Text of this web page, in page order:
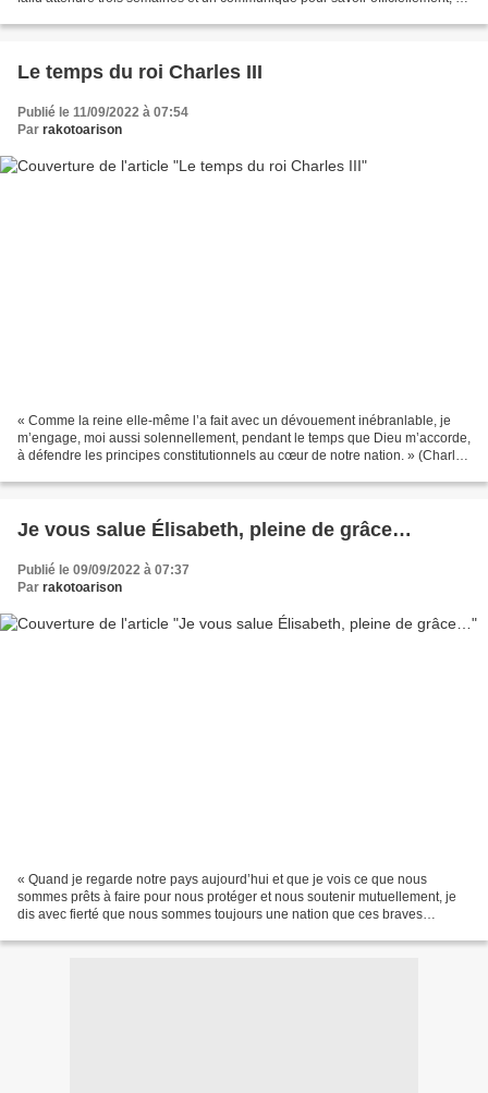
Le temps du roi Charles III
Publié le 11/09/2022 à 07:54
Par rakotoarison
« Comme la reine elle-même l’a fait avec un dévouement inébranlable, je
m’engage, moi aussi solennellement, pendant le temps que Dieu m’accorde,
à défendre les principes constitutionnels au cœur de notre nation. » (Charles
Je vous salue Élisabeth, pleine de grâce…
Publié le 09/09/2022 à 07:37
Par rakotoarison
« Quand je regarde notre pays aujourd’hui et que je vois ce que nous
sommes prêts à faire pour nous protéger et nous soutenir mutuellement, je
dis avec fierté que nous sommes toujours une nation que ces braves